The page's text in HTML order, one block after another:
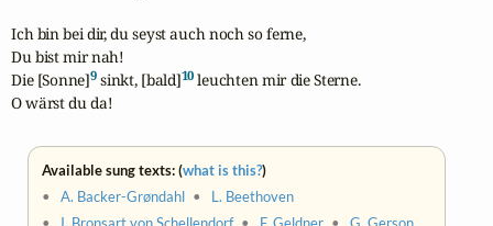
Ich bin bei dir, du seyst auch noch so ferne,
Du bist mir nah!
Die [Sonne]9 sinkt, [bald]10 leuchten mir die Sterne.
O wärst du da!
Available sung texts: (what is this?)
•A. Backer-Grøndahl • L. Beethoven